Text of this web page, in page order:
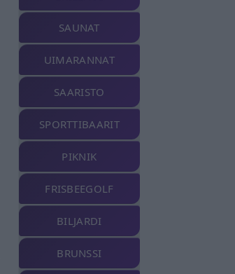
SAUNAT
UIMARANNAT
SAARISTO
SPORTTIBAARIT
PIKNIK
FRISBEEGOLF
BILJARDI
BRUNSSI